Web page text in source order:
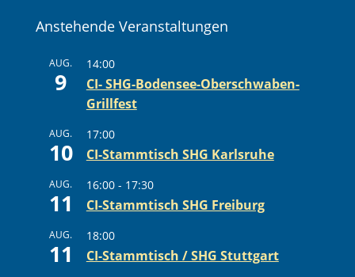
Anstehende Veranstaltungen
AUG.
9
14:00
CI- SHG-Bodensee-Oberschwaben-
Grillfest
AUG.
10
17:00
CI-Stammtisch SHG Karlsruhe
AUG.
11
16:00- 17:30
CI-Stammtisch SHG Freiburg
AUG.
11
18:00
CI-Stammtisch / SHG Stuttgart